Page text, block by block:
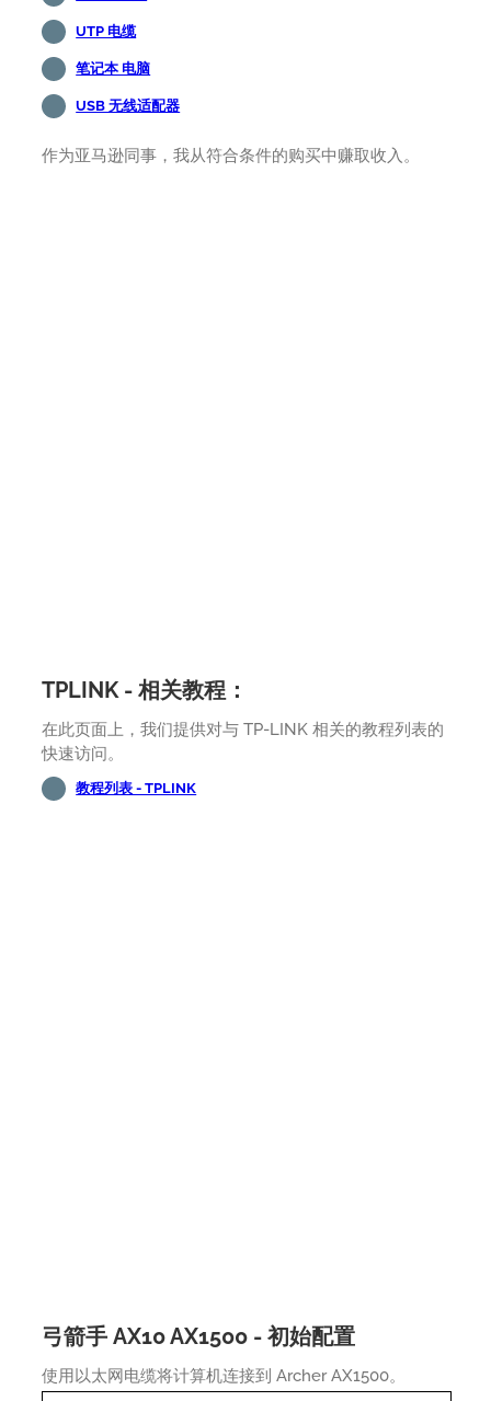
UTP 电缆
笔记本 电脑
USB 无线适配器
作为亚马逊同事，我从符合条件的购买中赚取收入。
TPLINK - 相关教程：
在此页面上，我们提供对与 TP-LINK 相关的教程列表的
快速访问。
教程列表 - TPLINK
弓箭手 AX10 AX1500 - 初始配置
使用以太网电缆将计算机连接到 Archer AX1500。